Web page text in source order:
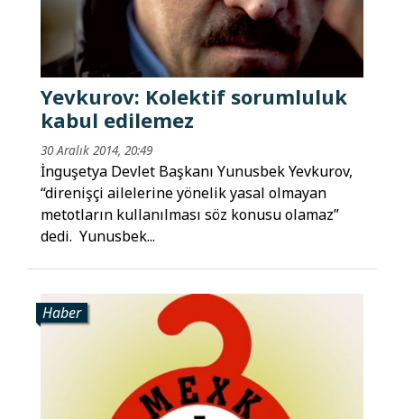
Yevkurov: Kolektif sorumluluk
kabul edilemez
30 Aralık 2014, 20:49
İnguşetya Devlet Başkanı Yunusbek Yevkurov,
“direnişçi ailelerine yönelik yasal olmayan
metotların kullanılması söz konusu olamaz”
dedi. Yunusbek...
Haber